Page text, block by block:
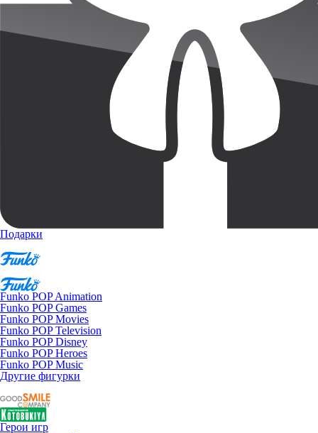
Подарки
Funko POP Animation
Funko POP Games
Funko POP Movies
Funko POP Television
Funko POP Disney
Funko POP Heroes
Funko POP Music
Другие фигурки
Герои игр